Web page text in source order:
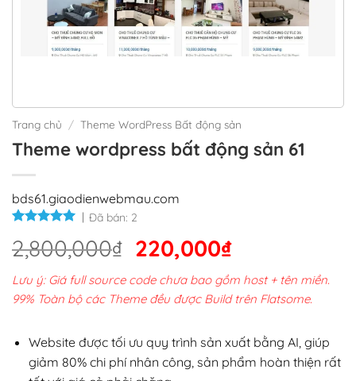
Trang chủ / Theme WordPress Bất động sản
Theme wordpress bất động sản 61
bds61.giaodienwebmau.com
Đã bán: 2
2,800,000₫ Giá
gốc
là:
2,800,000₫.
220,000₫Giá
hiện
tại
220,000₫.
Lưu ý: Giá full source code chưa bao gồm host + tên miền.
99% Toàn bộ các Theme đều được Build trên Flatsome.
Website được tối ưu quy trình sản xuất bằng AI, giúp
giảm 80% chi phí nhân công, sản phẩm hoàn thiện rất